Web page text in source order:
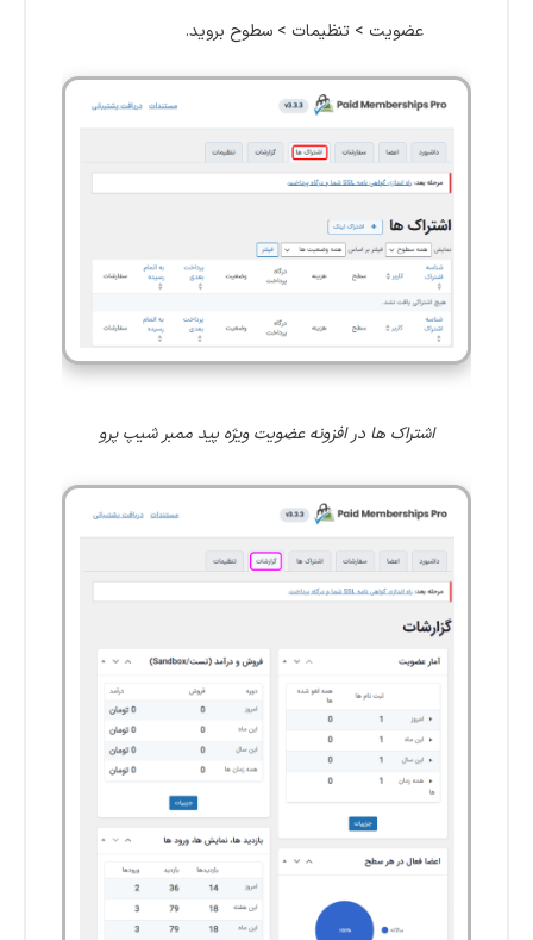
عضویت > تنظیمات > سطوح بروید.
اشتراک ها در افزونه عضویت ویژه پید ممبر شیپ پرو